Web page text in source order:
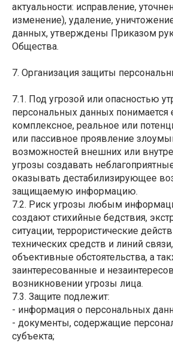
актуальности: исправление,
изменение), удаление,
данных, утверждены Приказом
Общества.
7. Организация защиты
7.1. Под угрозой или опасностью
персональных данных понимается
комплексное, реальное или
или пассивное проявление
возможностей внешних или
угрозы создавать
оказывать дестабилизирующее
защищаемую информацию.
7.2. Риск угрозы любым
создают стихийные бедствия,
ситуации, террористические
технических средств и линий
объективные обстоятельства, а
заинтересованные и
возникновении угрозы лица.
7.3. Защите подлежит:
- информация о персональных
- документы, содержащие
субъекта;